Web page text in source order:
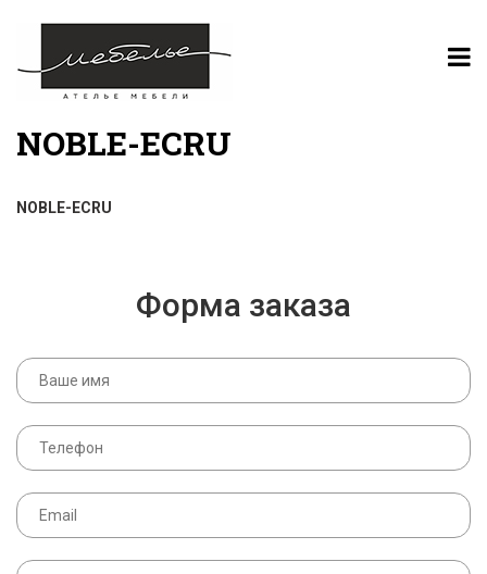
NOBLE-ECRU
NOBLE-ECRU
Форма заказа